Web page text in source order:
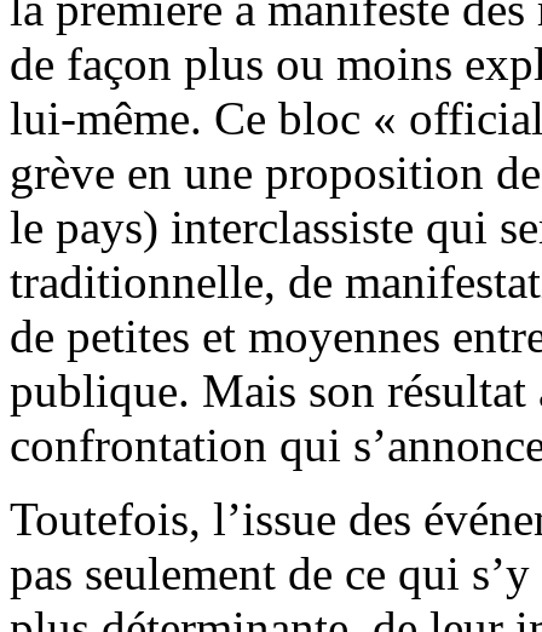
de façon plus ou moins
lui-même. Ce bloc «
grève en une proposition
le pays) interclassiste qui
traditionnelle, de
de petites et moyennes
publique. Mais son résultat
confrontation qui
Toutefois, l’issue des
pas seulement de ce qui